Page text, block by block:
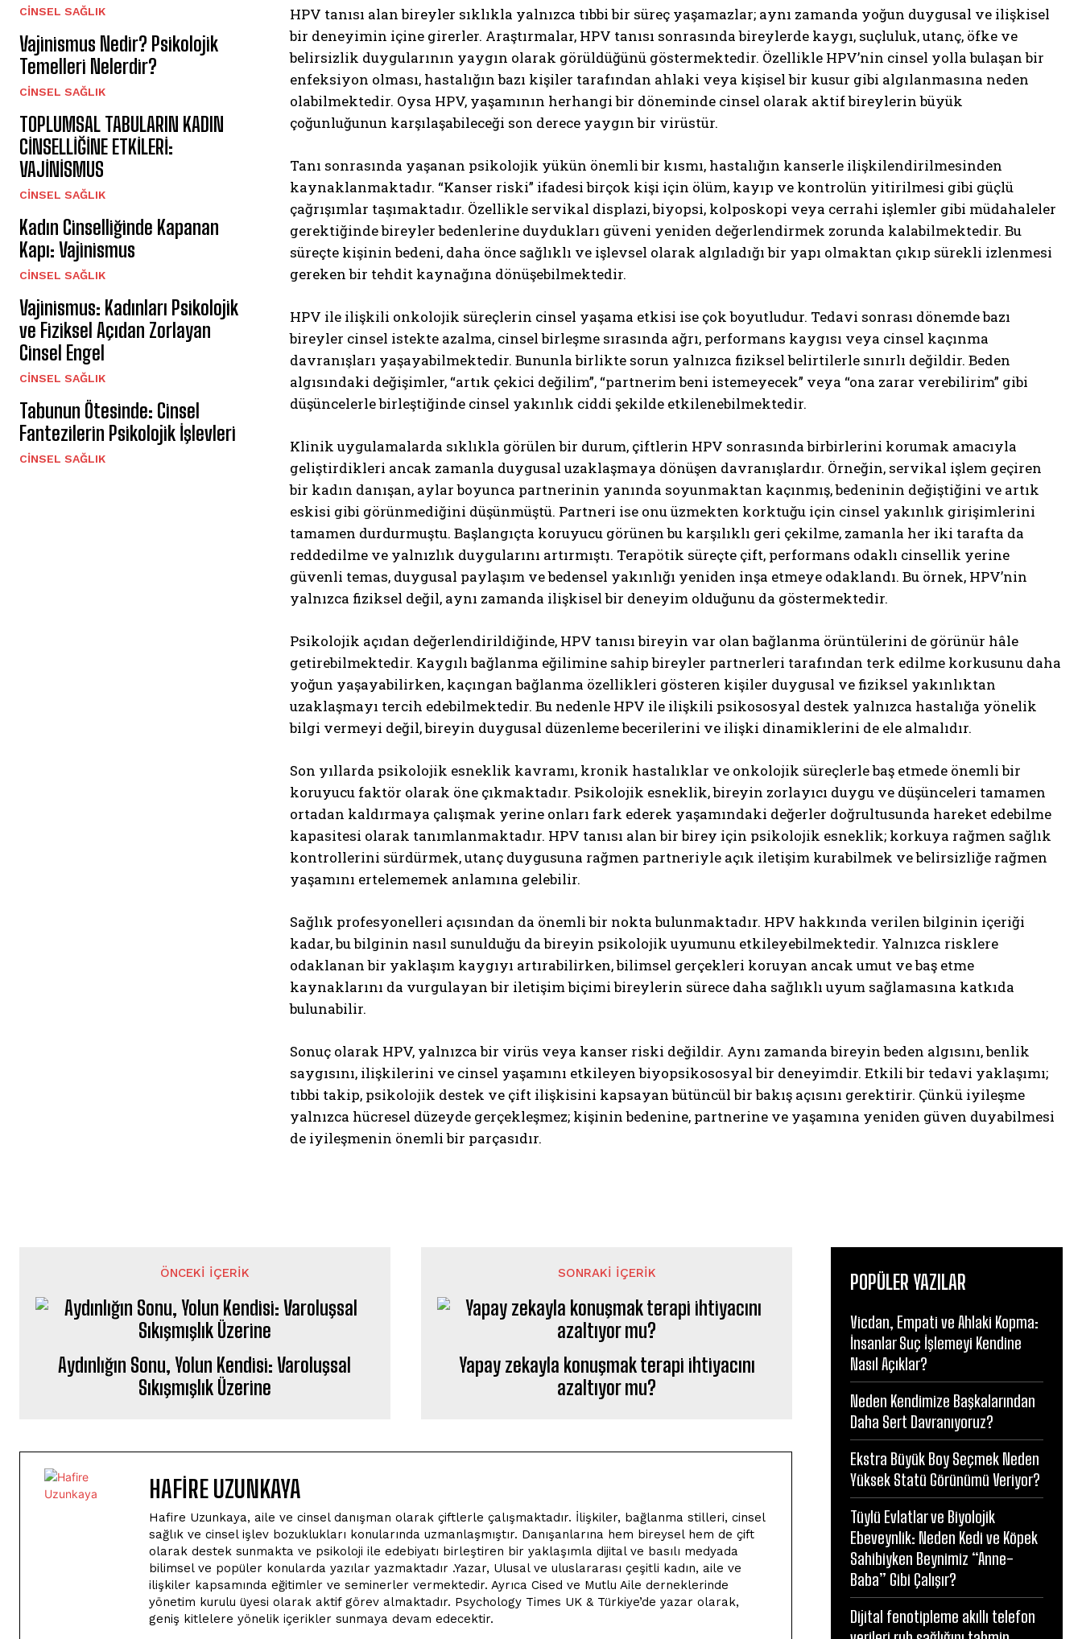
ABONE OL
Gizlilik politikasınıokudum, onaylıyorum.
CINSEL SAĞLIK
Vajinismus Nedir? Psikolojik
Temelleri Nelerdir?
CINSEL SAĞLIK
TOPLUMSAL TABULARIN KADIN
CİNSELLİĞİNE ETKİLERİ:
VAJİNİSMUS
CINSEL SAĞLIK
Kadın Cinselliğinde Kapanan
Kapı: Vajinismus
CINSEL SAĞLIK
Vajinismus: Kadınları Psikolojik
ve Fiziksel Açıdan Zorlayan
Cinsel Engel
CINSEL SAĞLIK
Tabunun Ötesinde: Cinsel
Fantezilerin Psikolojik İşlevleri
CINSEL SAĞLIK
HPV tanısı alan bireyler sıklıkla yalnızca tıbbi bir süreç yaşamazlar; aynı zamanda yoğun duygusal ve ilişkisel
bir deneyimin içine girerler. Araştırmalar, HPV tanısı sonrasında bireylerde kaygı, suçluluk, utanç, öfke ve
belirsizlik duygularının yaygın olarak görüldüğünü göstermektedir. Özellikle HPV’nin cinsel yolla bulaşan bir
enfeksiyon olması, hastalığın bazı kişiler tarafından ahlaki veya kişisel bir kusur gibi algılanmasına neden
olabilmektedir. Oysa HPV, yaşamının herhangi bir döneminde cinsel olarak aktif bireylerin büyük
çoğunluğunun karşılaşabileceği son derece yaygın bir virüstür.
Tanı sonrasında yaşanan psikolojik yükün önemli bir kısmı, hastalığın kanserle ilişkilendirilmesinden
kaynaklanmaktadır. “Kanser riski” ifadesi birçok kişi için ölüm, kayıp ve kontrolün yitirilmesi gibi güçlü
çağrışımlar taşımaktadır. Özellikle servikal displazi, biyopsi, kolposkopi veya cerrahi işlemler gibi müdahaleler
gerektiğinde bireyler bedenlerine duydukları güveni yeniden değerlendirmek zorunda kalabilmektedir. Bu
süreçte kişinin bedeni, daha önce sağlıklı ve işlevsel olarak algıladığı bir yapı olmaktan çıkıp sürekli izlenmesi
gereken bir tehdit kaynağına dönüşebilmektedir.
HPV ile ilişkili onkolojik süreçlerin cinsel yaşama etkisi ise çok boyutludur. Tedavi sonrası dönemde bazı
bireyler cinsel istekte azalma, cinsel birleşme sırasında ağrı, performans kaygısı veya cinsel kaçınma
davranışları yaşayabilmektedir. Bununla birlikte sorun yalnızca fiziksel belirtilerle sınırlı değildir. Beden
algısındaki değişimler, “artık çekici değilim”, “partnerim beni istemeyecek” veya “ona zarar verebilirim” gibi
düşüncelerle birleştiğinde cinsel yakınlık ciddi şekilde etkilenebilmektedir.
Klinik uygulamalarda sıklıkla görülen bir durum, çiftlerin HPV sonrasında birbirlerini korumak amacıyla
geliştirdikleri ancak zamanla duygusal uzaklaşmaya dönüşen davranışlardır. Örneğin, servikal işlem geçiren
bir kadın danışan, aylar boyunca partnerinin yanında soyunmaktan kaçınmış, bedeninin değiştiğini ve artık
eskisi gibi görünmediğini düşünmüştü. Partneri ise onu üzmekten korktuğu için cinsel yakınlık girişimlerini
tamamen durdurmuştu. Başlangıçta koruyucu görünen bu karşılıklı geri çekilme, zamanla her iki tarafta da
reddedilme ve yalnızlık duygularını artırmıştı. Terapötik süreçte çift, performans odaklı cinsellik yerine
güvenli temas, duygusal paylaşım ve bedensel yakınlığı yeniden inşa etmeye odaklandı. Bu örnek, HPV’nin
yalnızca fiziksel değil, aynı zamanda ilişkisel bir deneyim olduğunu da göstermektedir.
Psikolojik açıdan değerlendirildiğinde, HPV tanısı bireyin var olan bağlanma örüntülerini de görünür hâle
getirebilmektedir. Kaygılı bağlanma eğilimine sahip bireyler partnerleri tarafından terk edilme korkusunu daha
yoğun yaşayabilirken, kaçıngan bağlanma özellikleri gösteren kişiler duygusal ve fiziksel yakınlıktan
uzaklaşmayı tercih edebilmektedir. Bu nedenle HPV ile ilişkili psikososyal destek yalnızca hastalığa yönelik
bilgi vermeyi değil, bireyin duygusal düzenleme becerilerini ve ilişki dinamiklerini de ele almalıdır.
Son yıllarda psikolojik esneklik kavramı, kronik hastalıklar ve onkolojik süreçlerle baş etmede önemli bir
koruyucu faktör olarak öne çıkmaktadır. Psikolojik esneklik, bireyin zorlayıcı duygu ve düşünceleri tamamen
ortadan kaldırmaya çalışmak yerine onları fark ederek yaşamındaki değerler doğrultusunda hareket edebilme
kapasitesi olarak tanımlanmaktadır. HPV tanısı alan bir birey için psikolojik esneklik; korkuya rağmen sağlık
kontrollerini sürdürmek, utanç duygusuna rağmen partneriyle açık iletişim kurabilmek ve belirsizliğe rağmen
yaşamını ertelememek anlamına gelebilir.
Sağlık profesyonelleri açısından da önemli bir nokta bulunmaktadır. HPV hakkında verilen bilginin içeriği
kadar, bu bilginin nasıl sunulduğu da bireyin psikolojik uyumunu etkileyebilmektedir. Yalnızca risklere
odaklanan bir yaklaşım kaygıyı artırabilirken, bilimsel gerçekleri koruyan ancak umut ve baş etme
kaynaklarını da vurgulayan bir iletişim biçimi bireylerin sürece daha sağlıklı uyum sağlamasına katkıda
bulunabilir.
Sonuç olarak HPV, yalnızca bir virüs veya kanser riski değildir. Aynı zamanda bireyin beden algısını, benlik
saygısını, ilişkilerini ve cinsel yaşamını etkileyen biyopsikososyal bir deneyimdir. Etkili bir tedavi yaklaşımı;
tıbbi takip, psikolojik destek ve çift ilişkisini kapsayan bütüncül bir bakış açısını gerektirir. Çünkü iyileşme
yalnızca hücresel düzeyde gerçekleşmez; kişinin bedenine, partnerine ve yaşamına yeniden güven duyabilmesi
de iyileşmenin önemli bir parçasıdır.
ÖNCEKI İÇERIK
Aydınlığın Sonu, Yolun Kendisi: Varoluşsal
Sıkışmışlık Üzerine
SONRAKI İÇERIK
Yapay zekayla konuşmak terapi ihtiyacını
azaltıyor mu?
HAFIRE UZUNKAYA
Hafire Uzunkaya, aile ve cinsel danışman olarak çiftlerle çalışmaktadır. İlişkiler, bağlanma stilleri, cinsel
sağlık ve cinsel işlev bozuklukları konularında uzmanlaşmıştır. Danışanlarına hem bireysel hem de çift
olarak destek sunmakta ve psikoloji ile edebiyatı birleştiren bir yaklaşımla dijital ve basılı medyada
bilimsel ve popüler konularda yazılar yazmaktadır .Yazar, Ulusal ve uluslararası çeşitli kadın, aile ve
ilişkiler kapsamında eğitimler ve seminerler vermektedir. Ayrıca Cised ve Mutlu Aile derneklerinde
yönetim kurulu üyesi olarak aktif görev almaktadır. Psychology Times UK & Türkiye’de yazar olarak,
geniş kitlelere yönelik içerikler sunmaya devam edecektir.
POPÜLER YAZILAR
Vicdan, Empati ve Ahlaki Kopma:
İnsanlar Suç İşlemeyi Kendine
Nasıl Açıklar?
Neden Kendimize Başkalarından
Daha Sert Davranıyoruz?
Ekstra Büyük Boy Seçmek Neden
Yüksek Statü Görünümü Veriyor?
Tüylü Evlatlar ve Biyolojik
Ebeveynlik: Neden Kedi ve Köpek
Sahibiyken Beynimiz “Anne-
Baba” Gibi Çalışır?
Dijital fenotipleme akıllı telefon